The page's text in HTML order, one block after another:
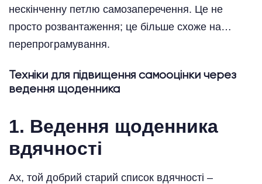
нескінченну петлю самозаперечення. Це не
просто розвантаження; це більше схоже на…
перепрограмування.
Техніки для підвищення самооцінки через
ведення щоденника
1. Ведення щоденника
вдячності
Ах, той добрий старий список вдячності –